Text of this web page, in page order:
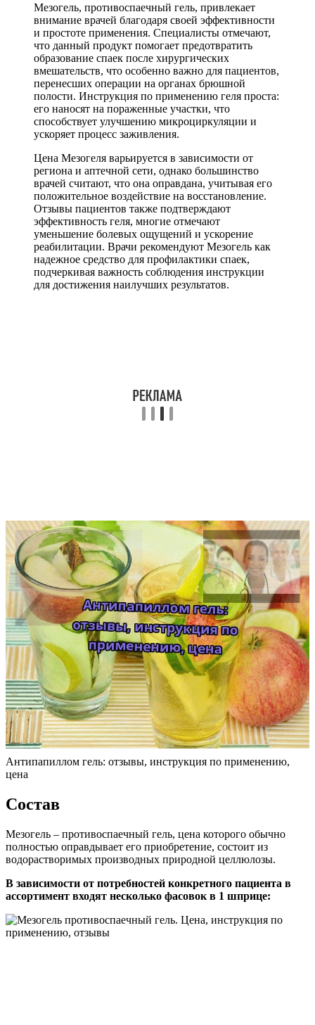
Мезогель, противоспаечный гель, привлекает
внимание врачей благодаря своей эффективности
и простоте применения. Специалисты отмечают,
что данный продукт помогает предотвратить
образование спаек после хирургических
вмешательств, что особенно важно для пациентов,
перенесших операции на органах брюшной
полости. Инструкция по применению геля проста:
его наносят на пораженные участки, что
способствует улучшению микроциркуляции и
ускоряет процесс заживления.
Цена Мезогеля варьируется в зависимости от
региона и аптечной сети, однако большинство
врачей считают, что она оправдана, учитывая его
положительное воздействие на восстановление.
Отзывы пациентов также подтверждают
эффективность геля, многие отмечают
уменьшение болевых ощущений и ускорение
реабилитации. Врачи рекомендуют Мезогель как
надежное средство для профилактики спаек,
подчеркивая важность соблюдения инструкции
для достижения наилучших результатов.
Антипапиллом гель: отзывы, инструкция по применению,
цена
Состав
Мезогель – противоспаечный гель, цена которого обычно
полностью оправдывает его приобретение, состоит из
водорастворимых производных природной целлюлозы.
В зависимости от потребностей конкретного пациента в
ассортимент входят несколько фасовок в 1 шприце: